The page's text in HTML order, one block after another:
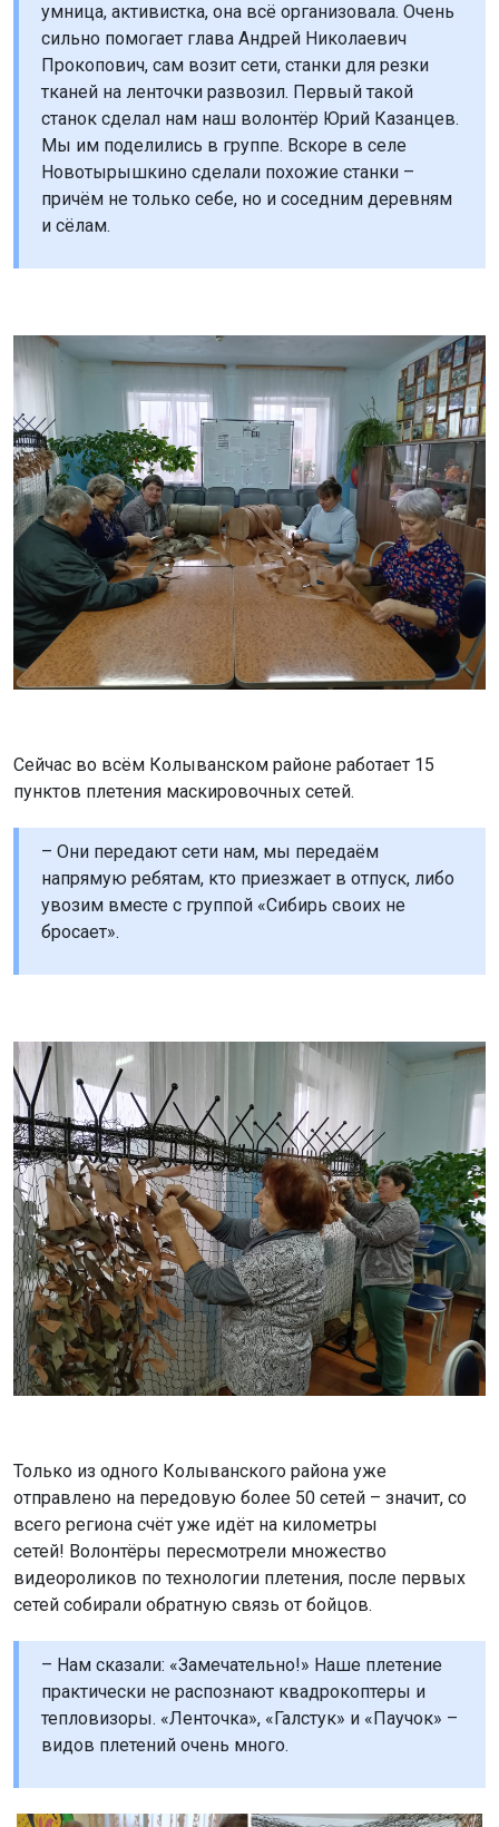
умница, активистка, она всё организовала. Очень
сильно помогает глава Андрей Николаевич
Прокопович, сам возит сети, станки для резки
тканей на ленточки развозил. Первый такой
станок сделал нам наш волонтёр Юрий Казанцев.
Мы им поделились в группе. Вскоре в селе
Новотырышкино сделали похожие станки –
причём не только себе, но и соседним деревням
и сёлам.
Сейчас во всём Колыванском районе работает 15
пунктов плетения маскировочных сетей.
– Они передают сети нам, мы передаём
напрямую ребятам, кто приезжает в отпуск, либо
увозим вместе с группой «Сибирь своих не
бросает».
Только из одного Колыванского района уже
отправлено на передовую более 50 сетей – значит, со
всего региона счёт уже идёт на километры
сетей! Волонтёры пересмотрели множество
видеороликов по технологии плетения, после первых
сетей собирали обратную связь от бойцов.
– Нам сказали: «Замечательно!» Наше плетение
практически не распознают квадрокоптеры и
тепловизоры. «Ленточка», «Галстук» и «Паучок» –
видов плетений очень много.